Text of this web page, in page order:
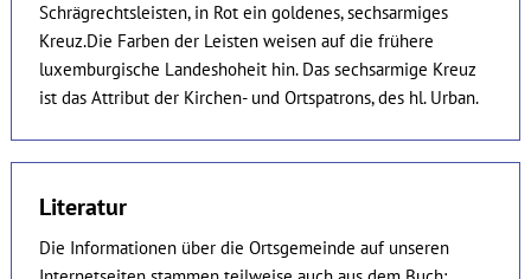
Schrägrechtsleisten, in Rot ein goldenes, sechsarmiges
Kreuz.Die Farben der Leisten weisen auf die frühere
luxemburgische Landeshoheit hin. Das sechsarmige Kreuz
ist das Attribut der Kirchen- und Ortspatrons, des hl. Urban.
Literatur
Die Informationen über die Ortsgemeinde auf unseren